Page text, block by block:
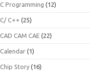
C Programming (12)
C/ C++ (25)
CAD CAM CAE (22)
Calendar (1)
Chip Story (16)